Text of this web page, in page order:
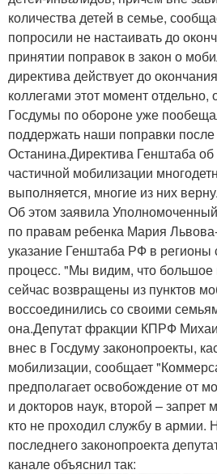
количества детей в семье,
попросили не настаивать до
принятии поправок в закон о
директива действует до
коллегами этот момент отдельно,
Госдумы по обороне уже
поддержать наши поправки
Останина.Директива Генштаба
частичной мобилизации
выполняется, многие из них
Об этом заявила
по правам ребенка Мария
указание Генштаба РФ в регионы
процесс. "Мы видим, что большое
сейчас возвращены из пунктов
воссоединились со своими
она.Депутат фракции КПРФ
внес в Госдуму законопроекты,
мобилизации, сообщает
предполагает освобождение от
и докторов наук, второй – запрет
кто не проходил службу в армии.
последнего законопроекта
канале объяснил так: